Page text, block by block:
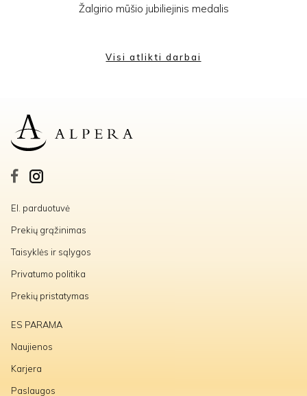
Žalgirio mūšio jubiliejinis medalis
Visi atlikti darbai
El. parduotuvė
Prekių grąžinimas
Taisyklės ir sąlygos
Privatumo politika
Prekių pristatymas
ES PARAMA
Naujienos
Karjera
Paslaugos